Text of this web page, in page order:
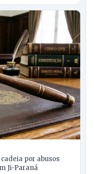
por abusos
Ji-Paraná